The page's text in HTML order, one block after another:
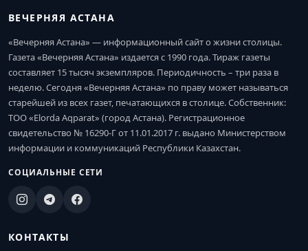
ВЕЧЕРНЯЯ АСТАНА
«Вечерняя Астана» — информационный сайт о жизни столицы.
Газета «Вечерняя Астана» издается с 1990 года. Тираж газеты
составляет 15 тысяч экземпляров. Периодичность – три раза в
неделю. Сегодня «Вечерняя Астана» по праву может называться
старейшей из всех газет, печатающихся в столице. Собственник:
ТОО «Elorda Aqparat» (город Астана). Регистрационное
свидетельство № 16290-Г от 11.01.2017 г. выдано Министерством
информации и коммуникаций Республики Казахстан.
СОЦИАЛЬНЫЕ СЕТИ
КОНТАКТЫ